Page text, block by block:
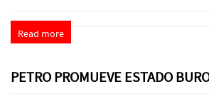
Read more
PETRO PROMUEVE ESTADO